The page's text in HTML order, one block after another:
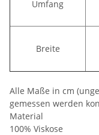
Umfang
Breite
Alle Maße in cm
gemessen werden
Material
100% Viskose